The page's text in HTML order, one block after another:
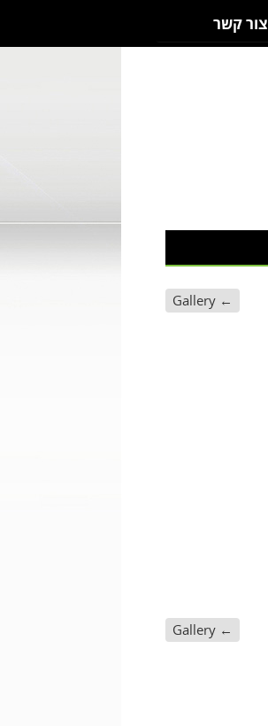
צור קשר
←
←